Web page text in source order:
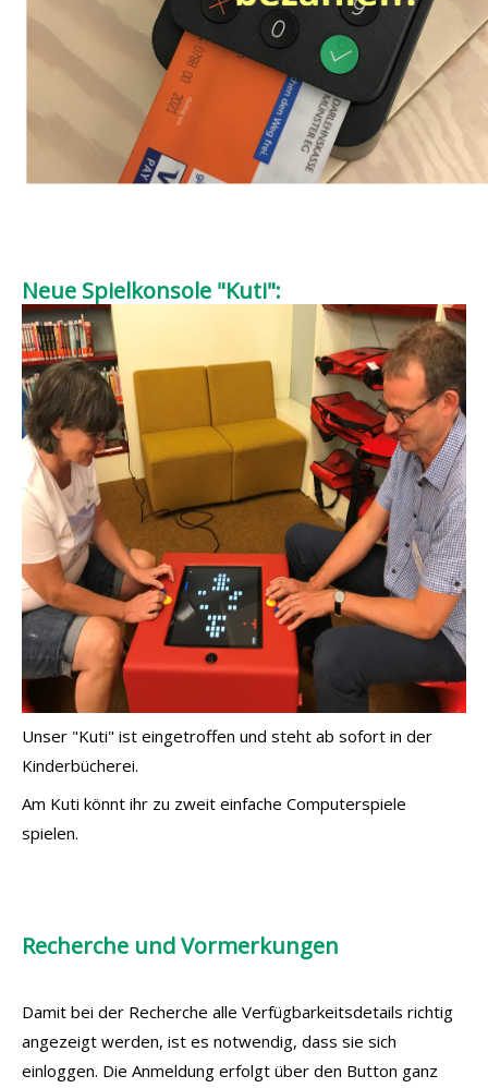
Neue Spielkonsole "Kuti":
Unser "Kuti" ist eingetroffen und steht ab sofort in der
Kinderbücherei.
Am Kuti könnt ihr zu zweit einfache Computerspiele
spielen.
Recherche und Vormerkungen
Damit bei der Recherche alle Verfügbarkeitsdetails richtig
angezeigt werden, ist es notwendig, dass sie sich
einloggen. Die Anmeldung erfolgt über den Button ganz